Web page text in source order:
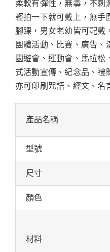
柔軟有彈性，無毒，不刺
輕拍一下就可戴上，無手
腳踝，男女老幼皆可配戴
團體活動、比賽、廣告、
園遊會、運動會、馬拉松
式活動宣傳、紀念品、禮
亦可印刷咒語、經文、名
產品名稱
型號
尺寸
顏色
材料